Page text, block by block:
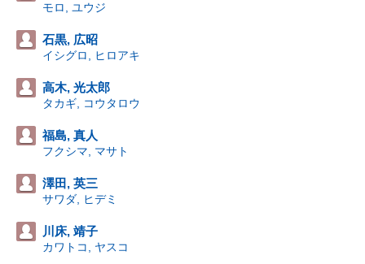
モロ, ユウジ
石黒, 広昭
イシグロ, ヒロアキ
高木, 光太郎
タカギ, コウタロウ
福島, 真人
フクシマ, マサト
澤田, 英三
サワダ, ヒデミ
川床, 靖子
カワトコ, ヤスコ